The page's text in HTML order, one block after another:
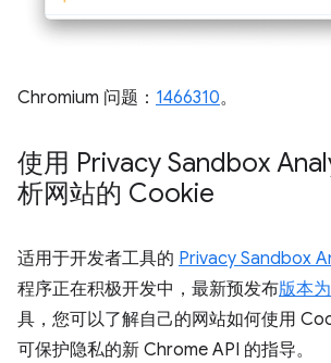
Chromium 问题： 1466310。
使用 Privacy Sandbox
析网站的 Cookie
适用于开发者工具的 Privacy Sandbox
程序正在积极开发中，最新预发布版本
具，您可以了解自己的网站如何使用
可保护隐私的新 Chrome API 的指导。